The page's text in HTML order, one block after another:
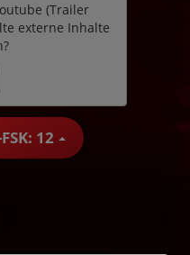
(Trailer
externe Inhalte
12